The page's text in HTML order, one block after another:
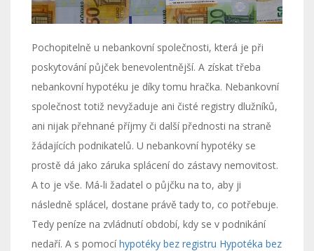
Pochopitelně u nebankovní společnosti, která je při
poskytování půjček benevolentnější. A získat třeba
nebankovní hypotéku je díky tomu hračka. Nebankovní
společnost totiž nevyžaduje ani čisté registry dlužníků,
ani nijak přehnané příjmy či další přednosti na straně
žádajících podnikatelů. U nebankovní hypotéky se
prostě dá jako záruka splácení do zástavy nemovitost.
A to je vše. Má-li žadatel o půjčku na to, aby ji
následně splácel, dostane právě tady to, co potřebuje.
Tedy peníze na zvládnutí období, kdy se v podnikání
nedaří. A s pomocíhypotéky bez registru Hypotéka bez